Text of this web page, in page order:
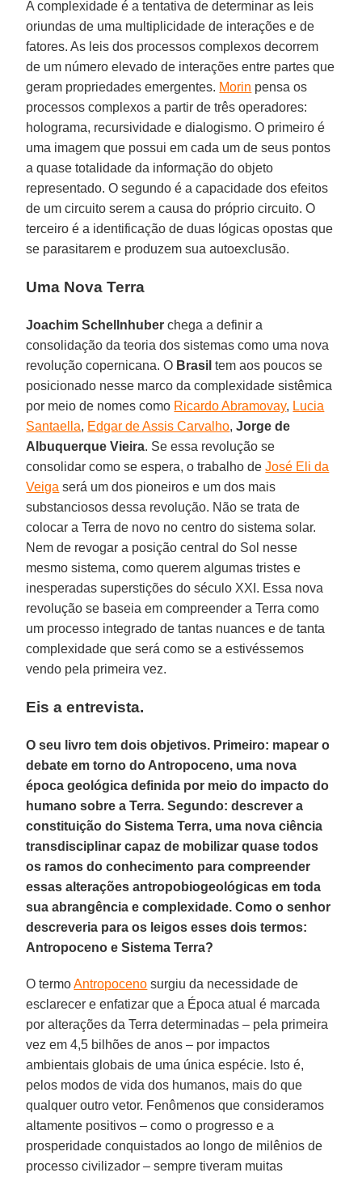
A complexidade é a tentativa de determinar as leis
oriundas de uma multiplicidade de interações e de
fatores. As leis dos processos complexos decorrem
de um número elevado de interações entre partes que
geram propriedades emergentes. Morin pensa os
processos complexos a partir de três operadores:
holograma, recursividade e dialogismo. O primeiro é
uma imagem que possui em cada um de seus pontos
a quase totalidade da informação do objeto
representado. O segundo é a capacidade dos efeitos
de um circuito serem a causa do próprio circuito. O
terceiro é a identificação de duas lógicas opostas que
se parasitarem e produzem sua autoexclusão.
Uma Nova Terra
Joachim Schellnhuber chega a definir a
consolidação da teoria dos sistemas como uma nova
revolução copernicana. O Brasil tem aos poucos se
posicionado nesse marco da complexidade sistêmica
por meio de nomes como Ricardo Abramovay, Lucia
Santaella, Edgar de Assis Carvalho,Jorge de
Albuquerque Vieira. Se essa revolução se
consolidar como se espera, o trabalho deJosé Eli da
Veiga será um dos pioneiros e um dos mais
substanciosos dessa revolução. Não se trata de
colocar a Terra de novo no centro do sistema solar.
Nem de revogar a posição central do Sol nesse
mesmo sistema, como querem algumas tristes e
inesperadas superstições do século XXI. Essa nova
revolução se baseia em compreender a Terra como
um processo integrado de tantas nuances e de tanta
complexidade que será como se a estivéssemos
vendo pela primeira vez.
Eis a entrevista.
O seu livro tem dois objetivos. Primeiro: mapear o
debate em torno do Antropoceno, uma nova
época geológica definida por meio do impacto do
humano sobre a Terra. Segundo: descrever a
constituição do Sistema Terra, uma nova ciência
transdisciplinar capaz de mobilizar quase todos
os ramos do conhecimento para compreender
essas alterações antropobiogeológicas em toda
sua abrangência e complexidade. Como o senhor
descreveria para os leigos esses dois termos:
Antropoceno e Sistema Terra?
O termoAntropoceno surgiu da necessidade de
esclarecer e enfatizar que a Época atual é marcada
por alterações da Terra determinadas – pela primeira
vez em 4,5 bilhões de anos – por impactos
ambientais globais de uma única espécie. Isto é,
pelos modos de vida dos humanos, mais do que
qualquer outro vetor. Fenômenos que consideramos
altamente positivos – como o progresso e a
prosperidade conquistados ao longo de milênios de
processo civilizador – sempre tiveram muitas